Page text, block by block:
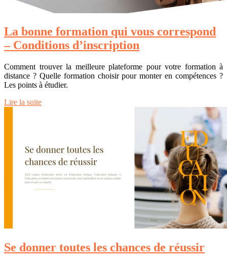
La bonne formation qui vous correspond
– Conditions d’inscription
Comment trouver la meilleure plateforme pour votre formation à
distance ? Quelle formation choisir pour monter en compétences ?
Les points à étudier.
Lire la suite
Se donner toutes les chances de réussir